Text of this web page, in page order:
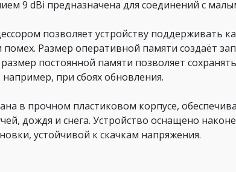
9 dBi предназначена для соединений с
позволяет устройству поддерживать
Размер оперативной памяти создаёт
постоянной памяти позволяет
при сбоях обновления.
в прочном пластиковом корпусе,
дождя и снега. Устройство оснащено
устойчивой к скачкам напряжения.